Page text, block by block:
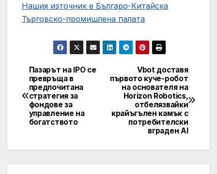
Нашия източник е Българо-Китайска
Търговско-промишлена палaта
Post
navigation
Vbot доставя
първото куче-робот
на основателя на
Horizon Robotics,
отбелязвайки
крайъгълен камък с
потребителски
вграден AI
Пазарът на IPO се
превръща в
предпочитана
стратегия за
фондове за
управление на
богатството